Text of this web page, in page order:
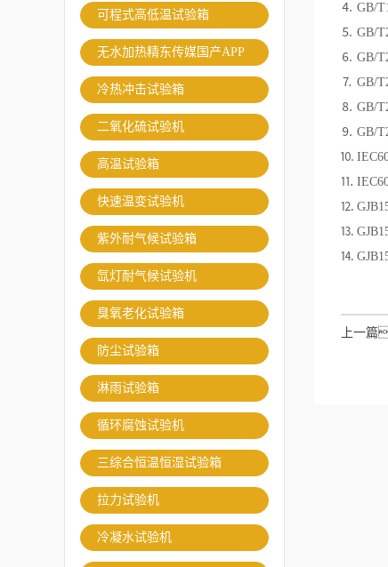
可程式高低温试验箱
无水加热精东传媒国产APP
冷热冲击试验箱
二氧化硫试验机
高温试验箱
快速温变试验机
紫外耐气候试验箱
氙灯耐气候试验机
臭氧老化试验箱
防尘试验箱
淋雨试验箱
循环腐蚀试验机
三综合恒温恒湿试验箱
拉力试验机
冷凝水试验机
⒋ GB/
⒌ GB/
⒍ GB/
⒎ GB/
⒏ GB/
⒐ GB/
⒑
⒒
⒓
⒔
⒕
上一篇